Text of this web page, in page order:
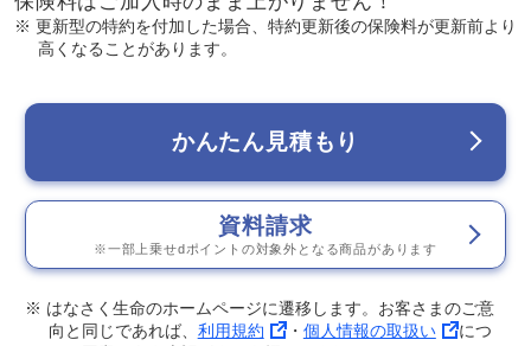
※ 更新型の特約を付加した場合、特約更新後の保険料が更新前より
高くなることがあります。
かんたん見積もり
資料請求
※一部上乗せdポイントの対象外となる商品があります
※ はなさく生命のホームページに遷移します。お客さまのご意
向と同じであれば、 利用規約 ・ 個人情報の取扱い
につ